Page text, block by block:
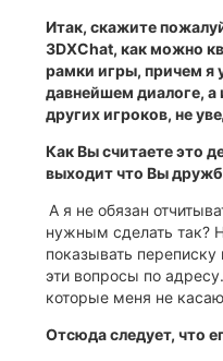
Итак, скажите
3DXChat, как можно
рамки игры, причем я
давнейшем диалоге, а
других игроков, не
Как Вы считаете это
выходит что Вы
А я не обязан
нужным сделать так?
показывать
эти вопросы по
которые меня не
Отсюда следует, что